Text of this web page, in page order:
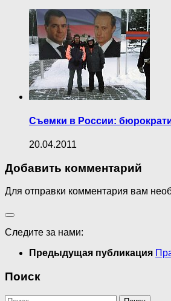
Съемки в России:
20.04.2011
Добавить комментарий
Для отправки комментария вам
Следите за нами:
Предыдущая публикация
Поиск